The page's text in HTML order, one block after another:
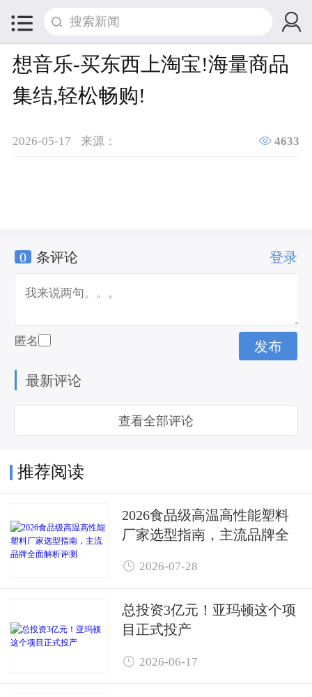
 
想音乐-买东西上淘宝!海量商品
集结,轻松畅购!
2026-05-17 来源：  4633
0 条评论 登录
匿名
最新评论
查看全部评论
推荐阅读
2026食品级高温高性能塑料
厂家选型指南，主流品牌全
 2026-07-28
总投资3亿元！亚玛顿这个项
目正式投产
 2026-06-17